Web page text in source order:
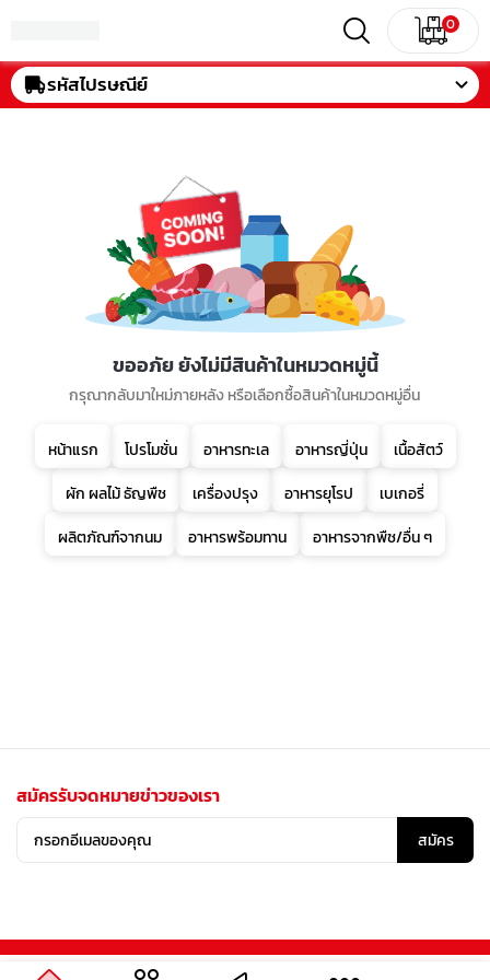
0
รหัสไปรษณีย์
ขออภัย ยังไม่มีสินค้าในหมวดหมู่นี้
กรุณากลับมาใหม่ภายหลัง หรือเลือกซื้อสินค้าในหมวดหมู่อื่น
หน้าแรก โปรโมชั่น อาหารทะเล อาหารญี่ปุ่น
เนื้อสัตว์
ผัก ผลไม้ ธัญพืช
เครื่องปรุง อาหารยุโรป
เบเกอรี่
ผลิตภัณฑ์จากนม
อาหารพร้อมทาน อาหารจากพืช/อื่น ๆ
สมัครรับจดหมายข่าวของเรา
สมัคร